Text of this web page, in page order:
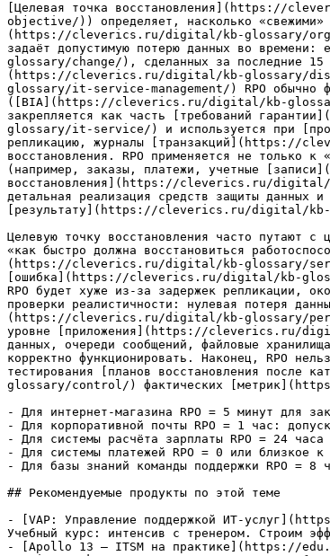
[Целевая точка
objective/)) определяет, насколько
(https://cleverics.ru/digital/kb-glossary/
задаёт допустимую потерю данных во
glossary/change/), сделанных за последние
(https://cleverics.ru/digital/kb-glossary/
glossary/it-service-management/) RPO
([BIA](https://cleverics.ru/digital/kb-
закрепляется как часть [требований
glossary/it-service/) и используется при
репликацию, журналы
восстановления. RPO применяется не
(например, заказы, платежи, учетные
восстановления](https://cleverics.ru/
детальная реализация средств защиты
[результату](https://cleverics.ru/digital/kb-
Целевую точку восстановления часто путают с
«как быстро должна восстановиться
(https://cleverics.ru/digital/kb-glossary/
[ошибка](https://cleverics.ru/digital/kb-
RPO будет хуже из‑за задержек репликации,
проверки реалистичности: нулевая потеря
(https://cleverics.ru/digital/kb-glossary/
уровне [приложения](https://cleverics.ru/
данных, очереди сообщений, файловые
корректно функционировать. Наконец, RPO
тестирования [планов восстановления
glossary/control/) фактических
- Для интернет-магазина RPO = 5 минут для
- Для корпоративной почты RPO = 1 час:
- Для системы расчёта зарплаты RPO = 24
- Для системы платежей RPO = 0 или близкое к
- Для базы знаний команды поддержки RPO = 8
## Рекомендуемые продукты по этой теме
- [VAP: Управление поддержкой ИТ-
Учебный курс: интенсив с тренером. Строим
- [Apollo 13 — ITSM на практике](https://